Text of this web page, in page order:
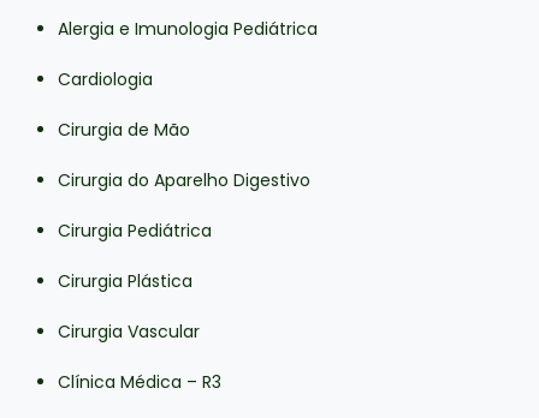
Alergia e Imunologia Pediátrica
Cardiologia
Cirurgia de Mão
Cirurgia do Aparelho Digestivo
Cirurgia Pediátrica
Cirurgia Plástica
Cirurgia Vascular
Clínica Médica – R3